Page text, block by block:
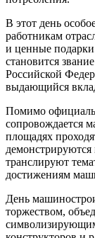
В этот день
работникам
и ценные
становится
Российской
выдающийся
Помимо
сопровождается
площадях
транслируют
достижениям
День
торжеством,